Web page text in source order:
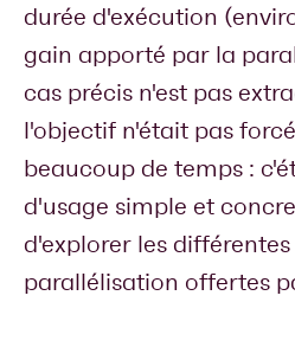
durée d'exécution
gain apporté par la
cas précis n'est pas
l'objectif n'était pas
beaucoup de temps :
d'usage simple et
d'explorer les différentes
parallélisation offertes